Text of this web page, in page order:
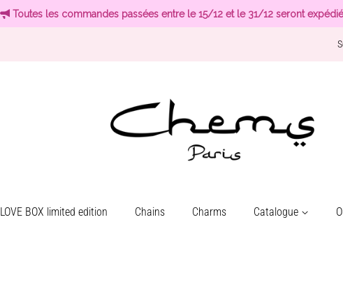
Toutes les commandes passées entre le 15/12 et le 31/12 seront
LOVE BOX limited edition Chains Charms Catalogue